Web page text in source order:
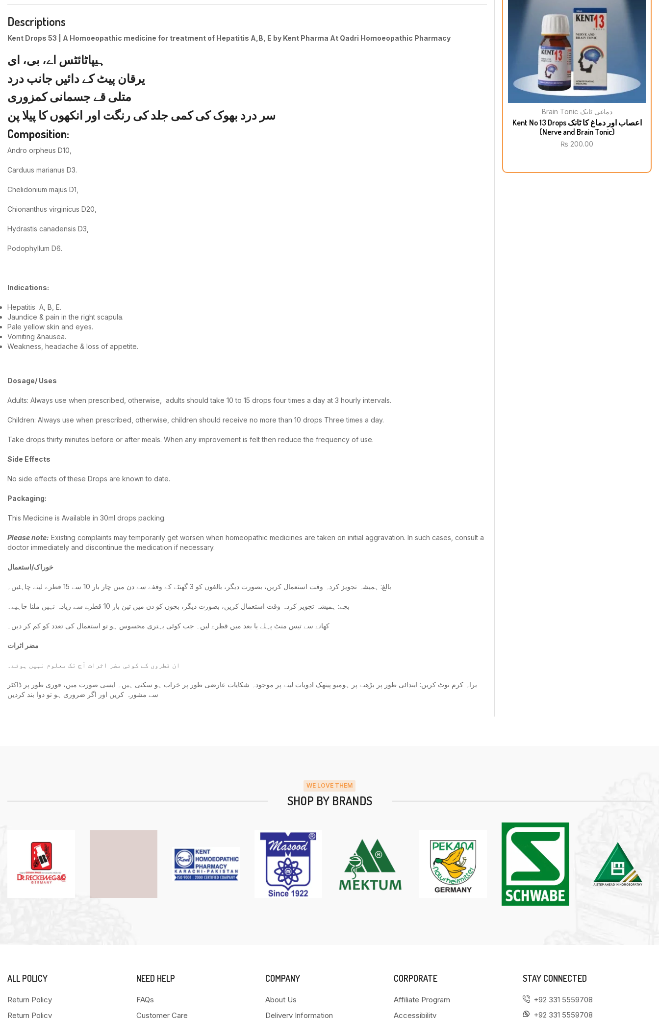
Descriptions
Kent Drops 53 | A Homoeopathic medicine for treatment of Hepatitis A,B, E by Kent Pharma At Qadri Homoeopathic Pharmacy
ہیپاٹائٹس اے، بی، ای
یرقان پیٹ کے دائیں جانب درد
متلی قے جسمانی کمزوری
سر درد بھوک کی کمی جلد کی رنگت اور انکھوں کا پیلا پن
Composition:
Andro orpheus D10,
Carduus marianus D3.
Chelidonium majus D1,
Chionanthus virginicus D20,
Hydrastis canadensis D3,
Podophyllum D6.
Indications:
Hepatitis A, B, E.
Jaundice & pain in the right scapula.
Pale yellow skin and eyes.
Vomiting &nausea.
Weakness, headache & loss of appetite.
Dosage/ Uses
Adults: Always use when prescribed, otherwise, adults should take 10 to 15 drops four times a day at 3 hourly intervals.
Children: Always use when prescribed, otherwise, children should receive no more than 10 drops Three times a day.
Take drops thirty minutes before or after meals. When any improvement is felt then reduce the frequency of use.
Side Effects
No side effects of these Drops are known to date.
Packaging:
This Medicine is Available in 30ml drops packing.
Please note: Existing complaints may temporarily get worsen when homeopathic medicines are taken on initial aggravation. In such cases, consult a
doctor immediately and discontinue the medication if necessary.
خوراک/استعمال
بالغ: ہمیشہ تجویز کردہ وقت استعمال کریں، بصورت دیگر، بالغوں کو 3 گھنٹے کے وقفے سے دن میں چار بار 10 سے 15 قطرے لینے چاہئیں۔
بچے: ہمیشہ تجویز کردہ وقت استعمال کریں، بصورت دیگر، بچوں کو دن میں تین بار 10 قطرے سے زیادہ نہیں ملنا چاہیے۔
کھانے سے تیس منٹ پہلے یا بعد میں قطرے لیں۔ جب کوئی بہتری محسوس ہو تو استعمال کی تعدد کو کم کر دیں۔
مضر اثرات
ان قطروں کے کوئی مضر اثرات آج تک معلوم نہیں ہوئے۔
براہ کرم نوٹ کریں: ابتدائی طور پر بڑھنے پر ہومیو پیتھک ادویات لینے پر موجودہ شکایات عارضی طور پر خراب ہو سکتی ہیں۔ ایسی صورت میں، فوری طور پر ڈاکٹر
سے مشورہ کریں اور اگر ضروری ہو تو دوا بند کردیں
Brain Tonic دماغی ٹانک
Kent No 13 Drops اعصاب اور دماغ کا ٹانک
(Nerve and Brain Tonic)
₨ 200.00
WE LOVE THEM
SHOP BY BRANDS
ALL POLICY
Return Policy
Return Policy
NEED HELP
FAQs
Customer Care
COMPANY
About Us
Delivery Information
CORPORATE
Affiliate Program
Accessibility
STAY CONNECTED
+92 331 5559708
+92 331 5559708